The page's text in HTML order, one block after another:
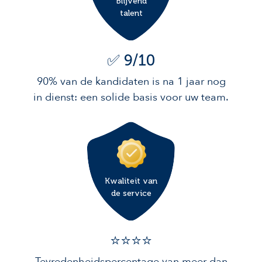
talent
✅ 9/10
90% van de kandidaten is na 1 jaar nog
in dienst: een solide basis voor uw team.
Kwaliteit van
de service
⭐️⭐️⭐️️⭐️️